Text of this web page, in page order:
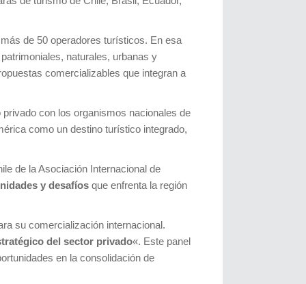
de 50 operadores turísticos. En esa
naturales, urbanas y
comercializables que integran a
con los organismos nacionales de
como un destino turístico integrado,
de la Asociación Internacional de
y desafíos que enfrenta la región
su comercialización internacional.
del sector privado«. Este panel
en la consolidación de